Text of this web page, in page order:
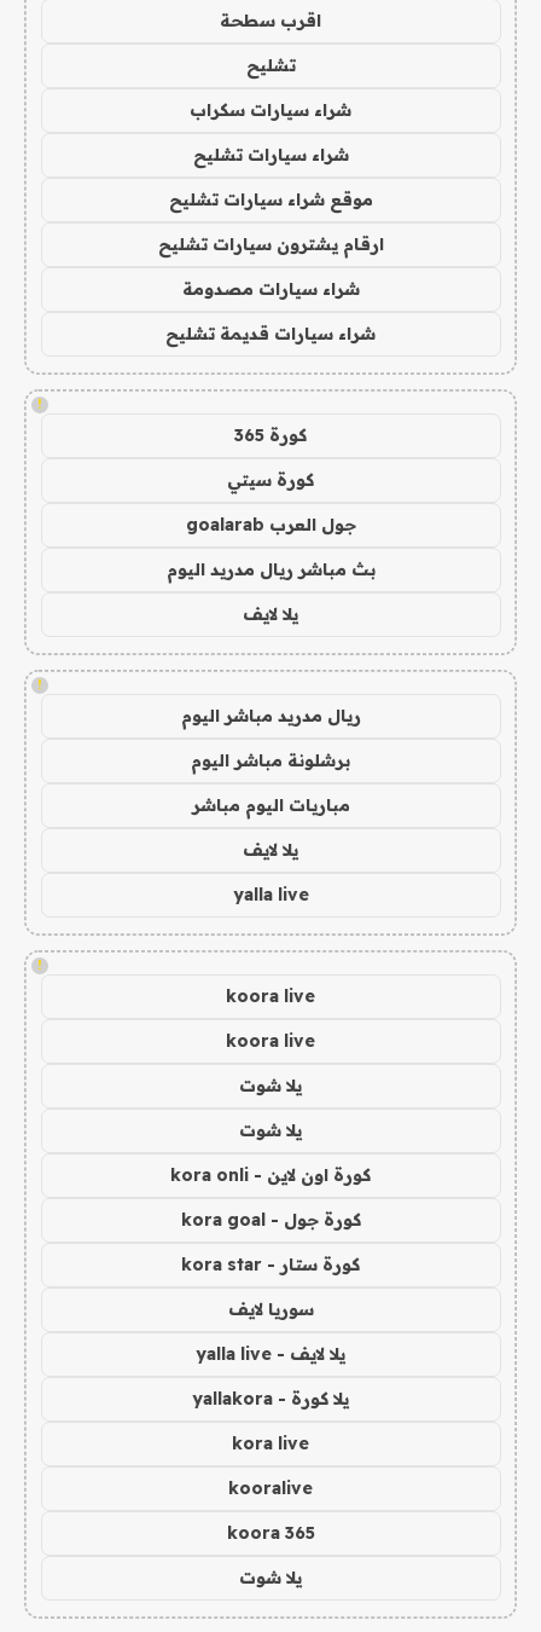
اقرب سطحة
تشليح
شراء سيارات سكراب
شراء سيارات تشليح
موقع شراء سيارات تشليح
ارقام يشترون سيارات تشليح
شراء سيارات مصدومة
شراء سيارات قديمة تشليح
!
كورة 365
كورة سيتي
جول العرب goalarab
بث مباشر ريال مدريد اليوم
يلا لايف
!
ريال مدريد مباشر اليوم
برشلونة مباشر اليوم
مباريات اليوم مباشر
يلا لايف
yalla live
!
koora live
koora live
يلا شوت
يلا شوت
كورة اون لاين - kora onli
كورة جول - kora goal
كورة ستار - kora star
سوريا لايف
يلا لايف - yalla live
يلا كورة - yallakora
kora live
kooralive
koora 365
يلا شوت